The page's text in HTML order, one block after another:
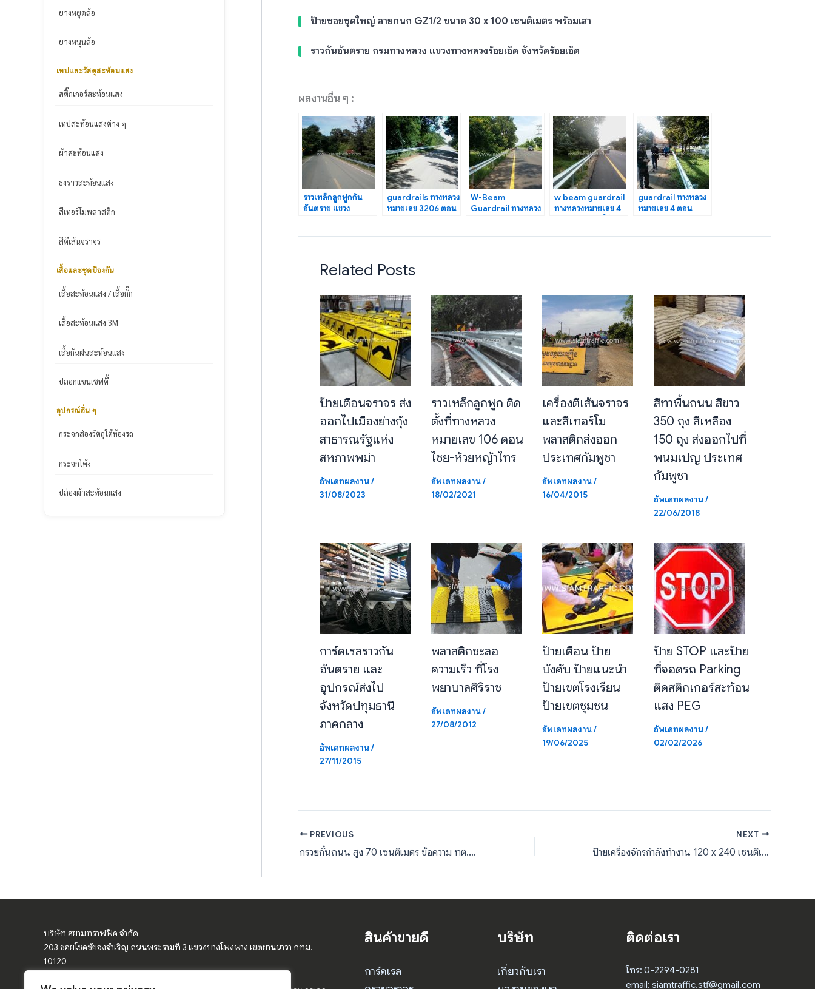
ยางหยุดล้อ
ยางหนุนล้อ
เทปและวัสดุสะท้อนแสง
สติ๊กเกอร์สะท้อนแสง
เทปสะท้อนแสงต่าง ๆ
ผ้าสะท้อนแสง
ธงราวสะท้อนแสง
สีเทอร์โมพลาสติก
สีตีเส้นจราจร
เสื้อและชุดป้องกัน
เสื้อสะท้อนแสง / เสื้อกั๊ก
เสื้อสะท้อนแสง 3M
เสื้อกันฝนสะท้อนแสง
ปลอกแขนเซฟตี้
อุปกรณ์อื่น ๆ
กระจกส่องวัตถุใต้ท้องรถ
กระจกโค้ง
ปล่องผ้าสะท้อนแสง
ป้ายซอยชุดใหญ่ ลายกนก GZ1/2 ขนาด 30 x 100 เซนติเมตร พร้อมเสา
ราวกันอันตราย กรมทางหลวง แขวงทางหลวงร้อยเอ็ด จังหวัดร้อยเอ็ด
ผลงานอื่น ๆ :
ราวเหล็กลูกฟูกกัน
อันตราย แขวง
guardrails ทางหลวง
หมายเลข 3206 ตอน
W-Beam
Guardrail ทางหลวง
w beam guardrail
ทางหลวงหมายเลข 4
guardrail ทางหลวง
หมายเลข 4 ตอน
Related Posts
ป้ายเตือนจราจร ส่ง
ออกไปเมืองย่างกุ้ง
สาธารณรัฐแห่ง
สหภาพพม่า
อัพเดทผลงาน/
31/08/2023
ราวเหล็กลูกฟูก ติด
ตั้งที่ทางหลวง
หมายเลข 106 ดอน
ไชย-ห้วยหญ้าไทร
อัพเดทผลงาน/
18/02/2021
เครื่องตีเส้นจราจร
และสีเทอร์โม
พลาสติกส่งออก
ประเทศกัมพูชา
อัพเดทผลงาน/
16/04/2015
สีทาพื้นถนน สีขาว
350 ถุง สีเหลือง
150 ถุง ส่งออกไปที่
พนมเปญ ประเทศ
กัมพูชา
อัพเดทผลงาน/
22/06/2018
การ์ดเรลราวกัน
อันตราย และ
อุปกรณ์ส่งไป
จังหวัดปทุมธานี
ภาคกลาง
อัพเดทผลงาน/
27/11/2015
พลาสติกชะลอ
ความเร็ว ที่โรง
พยาบาลศิริราช
อัพเดทผลงาน/
27/08/2012
ป้ายเตือน ป้าย
บังคับ ป้ายแนะนำ
ป้ายเขตโรงเรียน
ป้ายเขตชุมชน
อัพเดทผลงาน/
19/06/2025
ป้าย STOP และป้าย
ที่จอดรถ Parking
ติดสติกเกอร์สะท้อน
แสง PEG
อัพเดทผลงาน/
02/02/2026
PREVIOUS
กรวยกั้นถนน สูง 70 เซนติเมตร ข้อความ ทต.วังกรด จำนวน 50 ใบ
NEXT
ป้ายเครื่องจักรกำลังทำงาน 120 x 240 เซนติเมตร จำนวน 4 แผ่น
บริษัท สยามทราฟฟิค จำกัด
203 ซอยโชคชัยจงจำเริญ ถนนพระรามที่ 3 แขวงบางโพงพาง เขตยานนาวา กทม.
10120
สินค้าขายดี
การ์ดเรล
บริษัท
เกี่ยวกับเรา
ติดต่อเรา
โทร: 0-2294-0281
email: siamtraffic.stf@gmail.com